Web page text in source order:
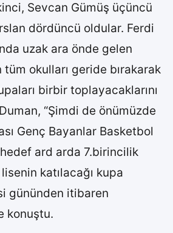
Sevcan Gümüş üçüncü
dördüncü oldular. Ferdi
uzak ara önde gelen
tüm okulları geride bırakarak
birbir toplayacaklarını
“Şimdi de önümüzde
Genç Bayanlar Basketbol
ard arda 7.birincilik
katılacağı kupa
gününden itibaren
konuştu.